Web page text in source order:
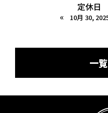
«
定休日
10月 30,
一